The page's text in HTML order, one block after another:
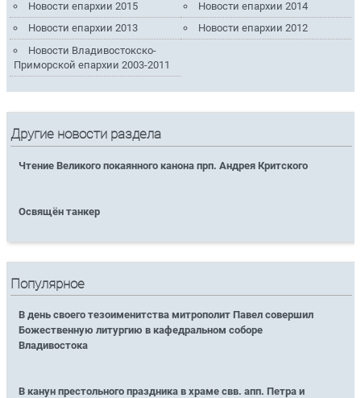
Новости епархии 2015
Новости епархии 2014
Новости епархии 2013
Новости епархии 2012
Новости Владивостокско-
Приморской епархии 2003-2011
Другие новости раздела
Чтение Великого покаянного канона прп. Андрея Критского
Освящён танкер
Популярное
В день своего тезоименитства митрополит Павел совершил
Божественную литургию в кафедральном соборе
Владивостока
В канун престольного праздника в храме свв. апп. Петра и